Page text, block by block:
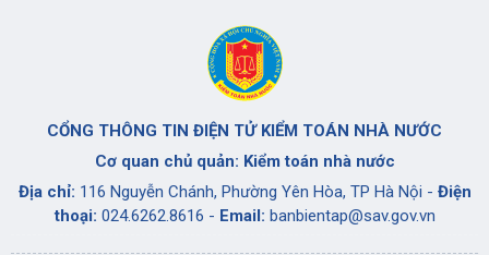
CỔNG THÔNG TIN ĐIỆN TỬ KIỂM TOÁN NHÀ NƯỚC
Cơ quan chủ quản: Kiểm toán nhà nước
Địa chỉ: 116 Nguyễn Chánh, Phường Yên Hòa, TP Hà Nội - Điện
thoại: 024.6262.8616 - Email: banbientap@sav.gov.vn